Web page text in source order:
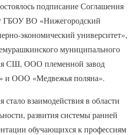
подписание Соглашения
ГБОУ ВО «Нижегородский
экономический университет»,
муниципального
СШ, ООО племенной завод
и ООО «Медвежья поляна».
взаимодействия в области
развития системы ранней
обучающихся к профессиям